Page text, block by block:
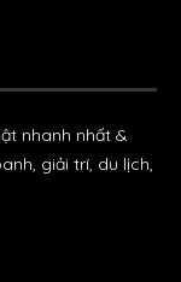
nhanh nhất &
giải trí, du lịch,